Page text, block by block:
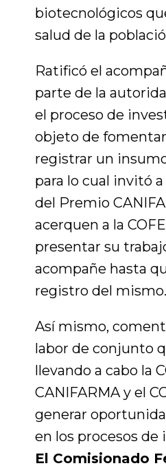
biotecnológicos
salud de la
Ratificó el
parte de la
el proceso de
objeto de
registrar un
para lo cual invitó
del Premio
acerquen a la
presentar su
acompañe hasta
registro del mismo.
Así mismo,
labor de conjunto
llevando a cabo la
CANIFARMA y el
generar
en los procesos de
El Comisionado